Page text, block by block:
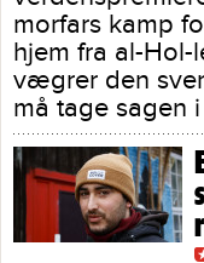
morfars kamp
hjem fra al-Hol-
vægrer den
må tage sagen